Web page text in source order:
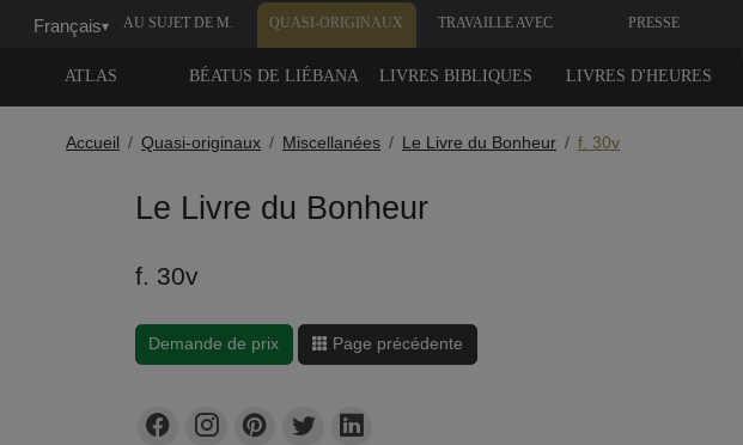
Français▾ AU SUJET DE M. QUASI-ORIGINAUX TRAVAILLE AVEC PRESSE
ATLAS BÉATUS DE LIÉBANA LIVRES BIBLIQUES LIVRES D'HEURES
Accueil Quasi-originaux Miscellanées Le Livre du Bonheur f. 30v
Le Livre du Bonheur
f. 30v
Demande de prix Page précédente